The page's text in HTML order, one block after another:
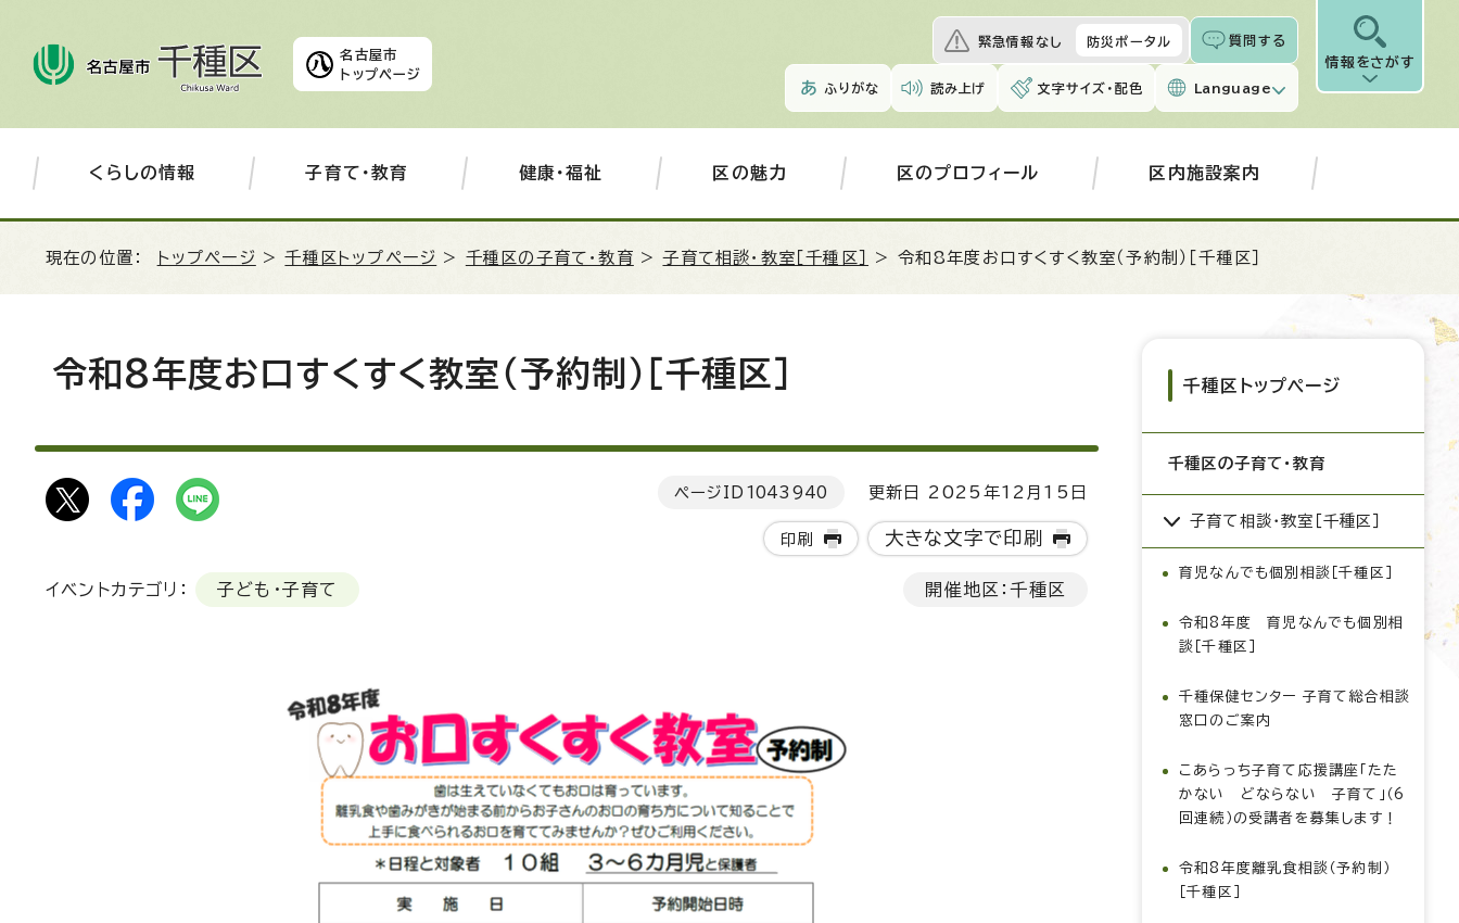
名古屋市
トップページ
緊急情報なし 防災ポータル 質問する
ふりがな 読み上げ 文字サイズ・配色 Language
情報をさがす
くらしの情報 子育て・教育 健康・福祉 区の魅力 区のプロフィール 区内施設案内
現在の位置： トップページ >千種区トップページ > 千種区の子育て・教育 >子育て相談・教室［千種区］ > 令和8年度お口すくすく教室（予約制）［千種区］
令和8年度お口すくすく教室（予約制）［千種区］
ページID 1043940 更新日 2025年12月15日
印刷 大きな文字で印刷
イベントカテゴリ： 子ども・子育て 開催地区：千種区
千種区トップページ
千種区の子育て・教育
子育て相談・教室［千種区］
育児なんでも個別相談［千種区］
令和8年度 育児なんでも個別相
談［千種区］
千種保健センター 子育て総合相談
窓口のご案内
こあらっち子育て応援講座「たた
かない どならない 子育て」（6
回連続）の受講者を募集します！
令和8年度離乳食相談（予約制）
［千種区］